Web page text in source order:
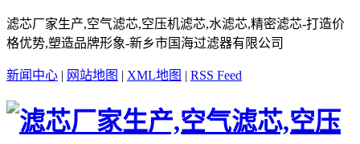
滤芯厂家生产,空气滤芯,空压机滤芯,水滤芯,精密滤芯-打造价
格优势,塑造品牌形象-新乡市国海过滤器有限公司
新闻中心 | 网站地图 | XML地图 | RSS Feed